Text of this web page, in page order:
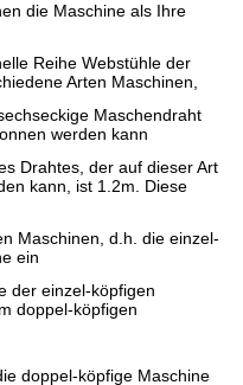
die Maschine als Ihre
Reihe Webstühle der
Arten Maschinen,
Maschendraht
werden kann
Drahtes, der auf dieser Art
kann, ist 1.2m. Diese
Maschinen, d.h. die einzel-
ein
der einzel-köpfigen
doppel-köpfigen
doppel-köpfige Maschine